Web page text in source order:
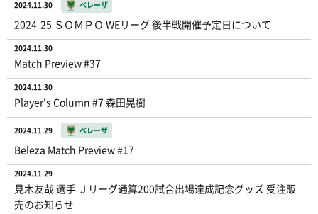
2024.11.30 ベレーザ
2024-25 ＳＯＭＰＯ WEリーグ 後半戦開催予定日について
2024.11.30
Match Preview #37
2024.11.30
Player's Column #7 森田晃樹
2024.11.29 ベレーザ
Beleza Match Preview #17
2024.11.29
見木友哉 選手 Ｊリーグ通算200試合出場達成記念グッズ 受注販
売のお知らせ